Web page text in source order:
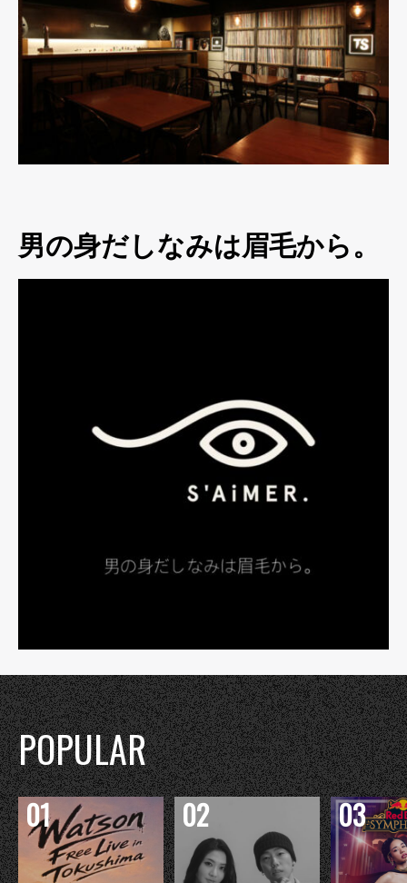
男の身だしなみは眉毛から。
POPULAR